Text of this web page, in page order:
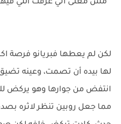
" مش معنى اني عرفت اللي فيها
لكن لم يعطها فبريانو فرصة
لها بيده أن تصمت، وعينه
انتفض من جوارها وهو يركض
مما جعل روبين تنظر لاثره